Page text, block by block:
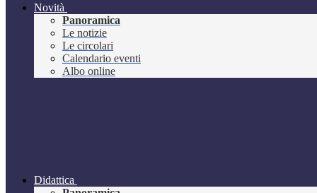
Novità
Panoramica
Le notizie
Le circolari
Calendario eventi
Albo online
Didattica